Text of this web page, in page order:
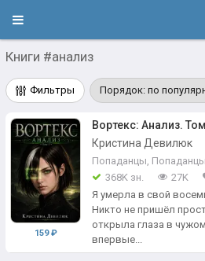
Книги #анализ
Фильтры Порядок: по
159 ₽
Вортекс: Анализ.
Кристина Девилюк
Попаданцы,
368K зн.
27K
Я умерла в свой
Никто не пришёл
открыла глаза в
впервые...